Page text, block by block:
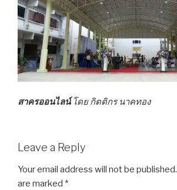
สาครออนไลน์โดย กิตติกร นาคทอง
Leave a Reply
Your email address will not be published.
are marked *